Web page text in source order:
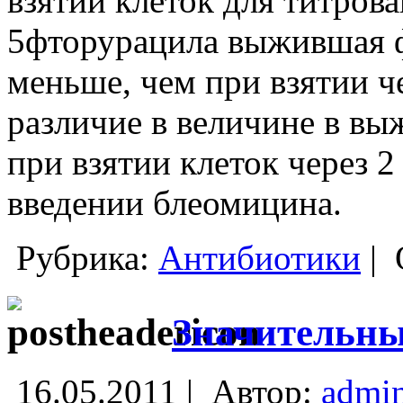
5фторурацила выжившая
меньше, чем при взятии
различие в величине в
при взятии клеток через
введении блеомицина.
Рубрика: Антибиотики |
16.05.2011 | Автор: